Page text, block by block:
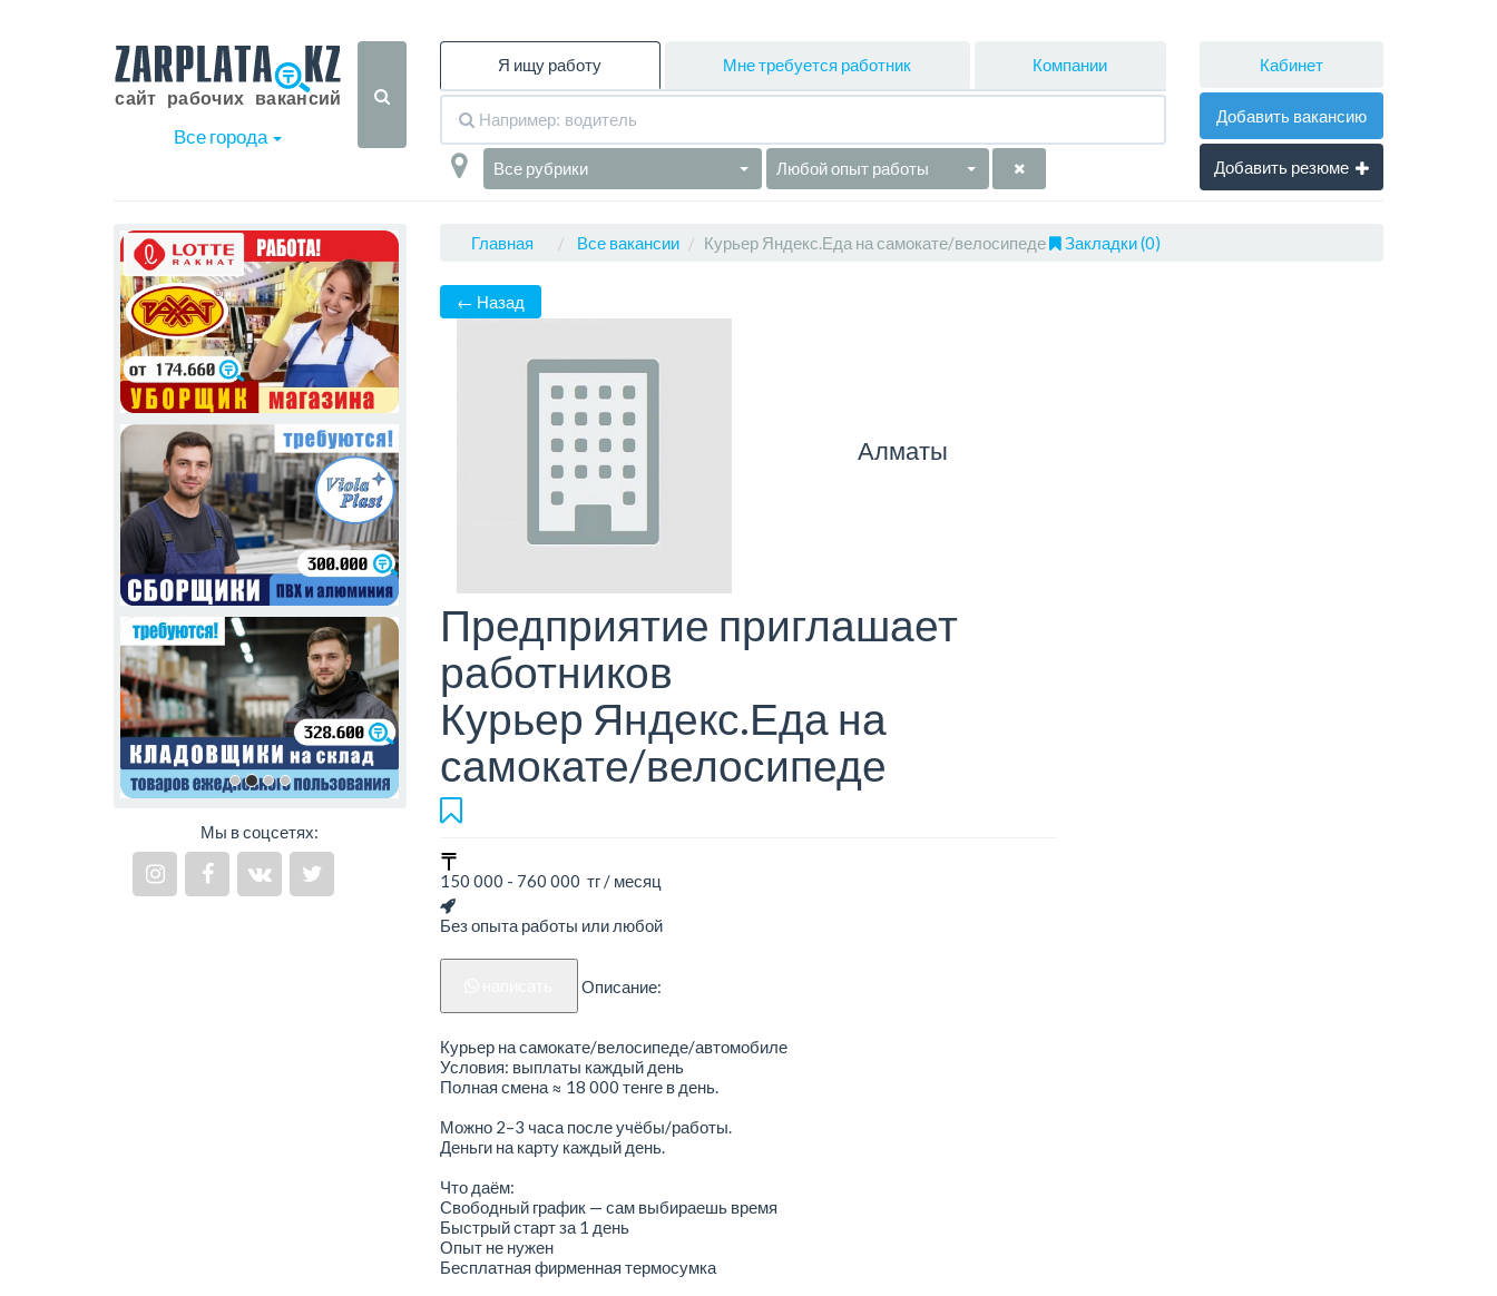
Все города
Я ищу работу Мне требуется работник Компании
Все рубрики Любой опыт работы
Кабинет
Добавить вакансию
Добавить резюме
Мы в соцсетях:
Главная Все вакансии Курьер Яндекс.Еда на самокате/велосипеде Закладки (0)
← Назад
Алматы
Предприятие приглашает
работников
Курьер Яндекс.Еда на
самокате/велосипеде
150 000 - 760 000 тг / месяц
Без опыта работы или любой
Описание:
Курьер на самокате/велосипеде/автомобиле
Условия: выплаты каждый день
Полная смена ≈ 18 000 тенге в день.
Можно 2–3 часа после учёбы/работы.
Деньги на карту каждый день.
Что даём:
Свободный график — сам выбираешь время
Быстрый старт за 1 день
Опыт не нужен
Бесплатная фирменная термосумка